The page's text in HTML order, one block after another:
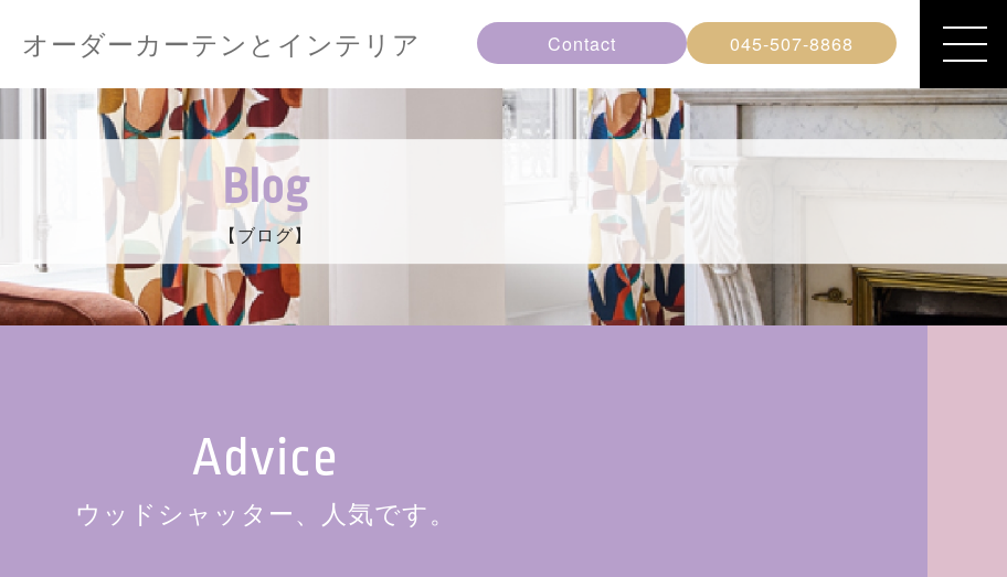
オーダーカーテンとインテリア Contact 045-507-8868
Blog
【ブログ】
Advice
ウッドシャッター、人気です。